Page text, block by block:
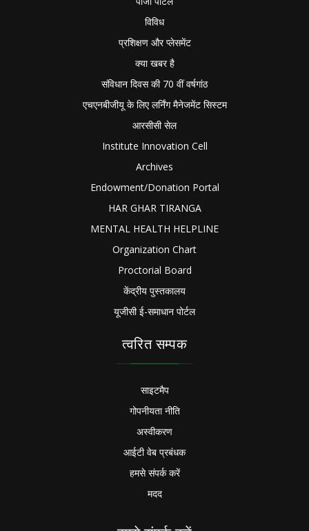
विविध
प्रशिक्षण और प्लेसमेंट
क्या खबर है
संविधान दिवस की 70 वीं वर्षगांठ
एचएनबीजीयू के लिए लर्निंग मैनेजमेंट सिस्टम
आरसीसी सेल
Institute Innovation Cell
Archives
Endowment/Donation Portal
HAR GHAR TIRANGA
MENTAL HEALTH HELPLINE
Organization Chart
Proctorial Board
केंद्रीय पुस्तकालय
यूजीसी ई-समाधान पोर्टल
त्वरित सम्पक
साइटमैप
गोपनीयता नीति
अस्वीकरण
आईटी वेब प्रबंधक
हमसे संपर्क करें
मदद